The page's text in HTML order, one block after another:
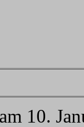
10.